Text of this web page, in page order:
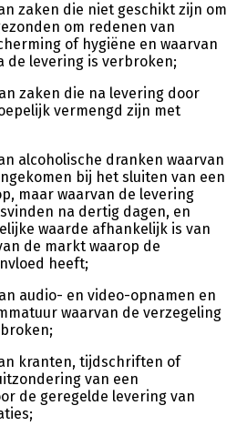
zaken die niet geschikt zijn om
om redenen van
of hygiëne en waarvan
de levering is verbroken;
zaken die na levering door
vermengd zijn met
alcoholische dranken waarvan
bij het sluiten van een
maar waarvan de levering
na dertig dagen, en
waarde afhankelijk is van
de markt waarop de
heeft;
audio- en video-opnamen en
waarvan de verzegeling
kranten, tijdschriften of
van een
de geregelde levering van